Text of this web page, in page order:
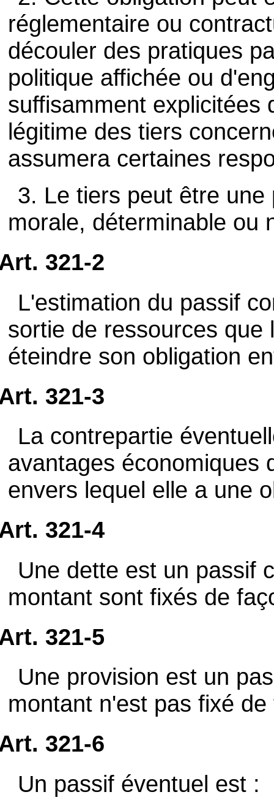
réglementaire ou
découler des pratiques
politique affichée ou
suffisamment explicitées
légitime des tiers
assumera certaines
3. Le tiers peut être
morale, déterminable ou
321-2
L'estimation du passif
sortie de ressources
éteindre son obligation
321-3
La contrepartie
avantages économiques
envers lequel elle a une
321-4
Une dette est un passif
montant sont fixés de
321-5
Une provision est un
montant n'est pas fixé
321-6
Un passif éventuel est :